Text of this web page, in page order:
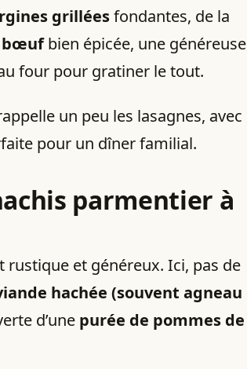
grilléesfondantes, de la
bœufbien épicée, une généreuse
four pour gratiner le tout.
un peu les lasagnes, avec
pour un dîner familial.
parmentier à
rustique et généreux. Ici, pas de
hachée (souvent agneau
d’une purée de pommes de